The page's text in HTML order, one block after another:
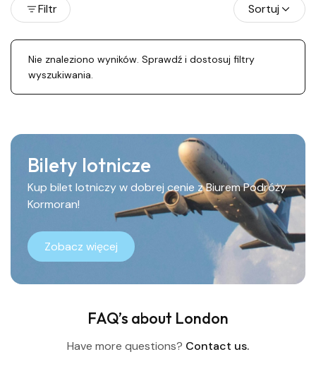
Filtr Sortuj
Nie znaleziono wyników. Sprawdź i dostosuj filtry
wyszukiwania.
Bilety lotnicze
Kup bilet lotniczy w dobrej cenie z Biurem Podróży
Kormoran!
Zobacz więcej
FAQ’s about London
Have more questions? Contact us.